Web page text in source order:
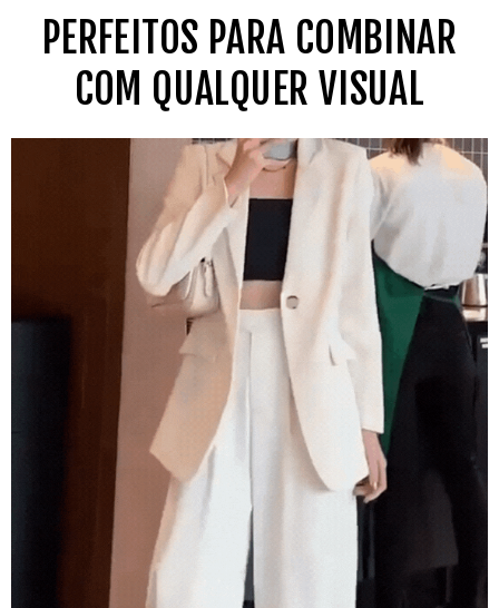
PERFEITOS PARA COMBINAR
COM QUALQUER VISUAL